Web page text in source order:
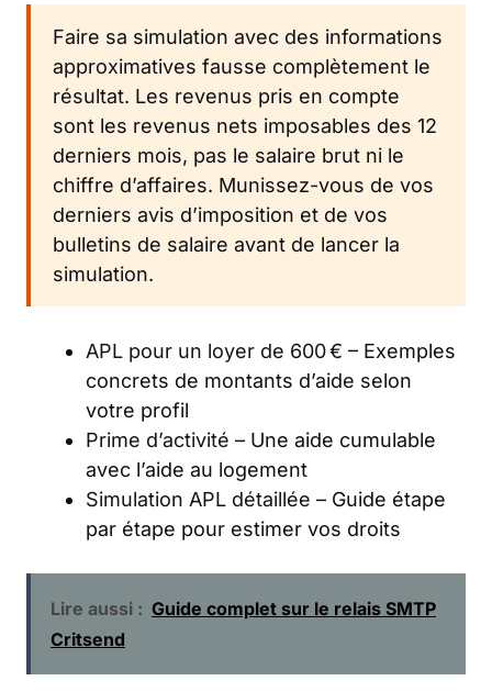
Faire sa simulation avec des informations
approximatives fausse complètement le
résultat. Les revenus pris en compte
sont les revenus nets imposables des 12
derniers mois, pas le salaire brut ni le
chiffre d’affaires. Munissez-vous de vos
derniers avis d’imposition et de vos
bulletins de salaire avant de lancer la
simulation.
APL pour un loyer de 600 € – Exemples
concrets de montants d’aide selon
votre profil
Prime d’activité – Une aide cumulable
avec l’aide au logement
Simulation APL détaillée – Guide étape
par étape pour estimer vos droits
Lire aussi : Guide complet sur le relais SMTP
Critsend